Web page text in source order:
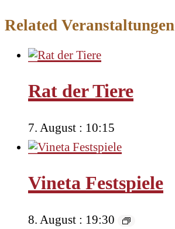
Related Veranstaltungen
Rat der Tiere
7. August : 10:15
Vineta Festspiele
8. August : 19:30